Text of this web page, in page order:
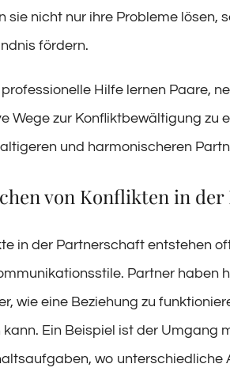
sie nicht nur ihre Probleme lösen,
fördern.
Hilfe lernen Paare,
Wege zur Konfliktbewältigung zu
und harmonischeren
von Konflikten in
in der Partnerschaft entstehen
Partner haben
wie eine Beziehung zu
kann. Ein Beispiel ist der Umgang
wo unterschiedliche